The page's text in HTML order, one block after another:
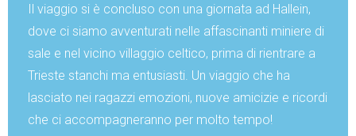
Il viaggio si è concluso con una giornata ad Hallein,
dove ci siamo avventurati nelle affascinanti miniere di
sale e nel vicino villaggio celtico, prima di rientrare a
Trieste stanchi ma entusiasti. Un viaggio che ha
lasciato nei ragazzi emozioni, nuove amicizie e ricordi
che ci accompagneranno per molto tempo!